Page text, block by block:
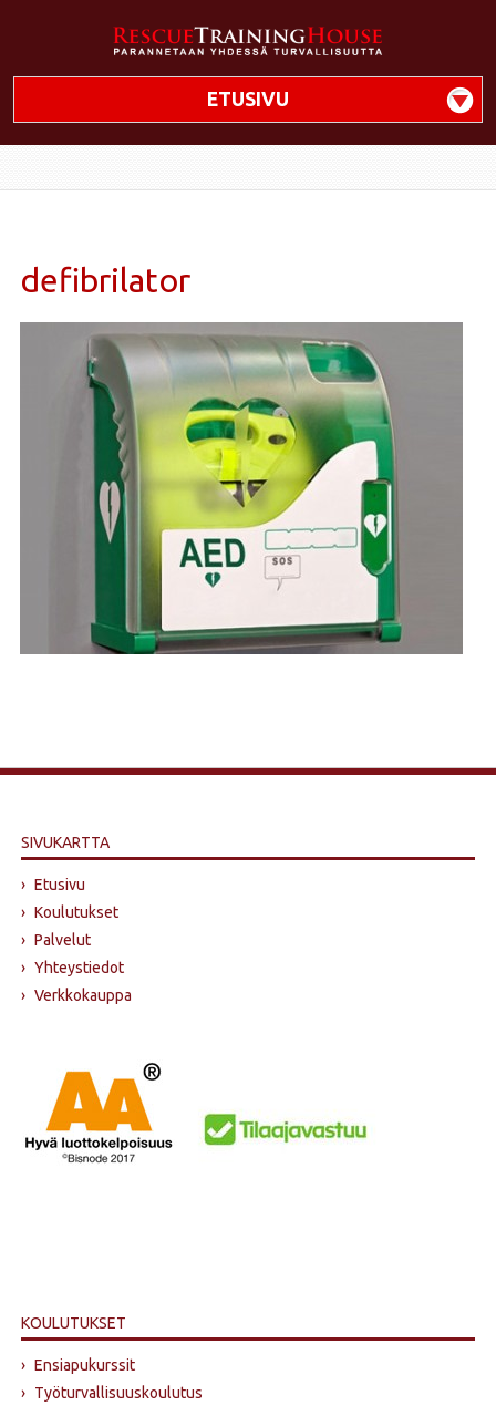
ETUSIVU
defibrilator
SIVUKARTTA
› Etusivu
› Koulutukset
› Palvelut
› Yhteystiedot
› Verkkokauppa
KOULUTUKSET
› Ensiapukurssit
› Työturvallisuuskoulutus